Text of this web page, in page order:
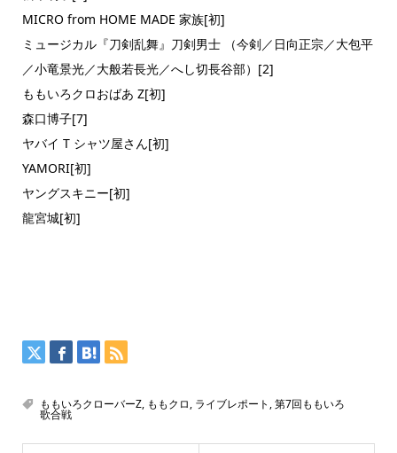
MICRO from HOME MADE 家族[初]
ミュージカル『刀剣乱舞』刀剣男士 （今剣／日向正宗／大包平
／小竜景光／大般若長光／へし切長谷部）[2]
ももいろクロおばあ Z[初]
森口博子[7]
ヤバイ T シャツ屋さん[初]
YAMORI[初]
ヤングスキニー[初]
龍宮城[初]
ももいろクローバーZ, ももクロ, ライブレポート ,第7回ももいろ
歌合戦